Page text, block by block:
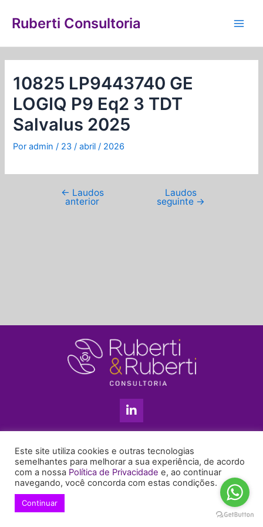
para
conteúdo
Ruberti Consultoria
10825 LP9443740 GE
LOGIQ P9 Eq2 3 TDT
Salvalus 2025
Poradmin/ 23 / abril / 2026
de
← Laudos
anterior
Laudos
seguinte →
L
i
n
e
d
i
n
+55 11 99655-6439
enyruberti@ruberticonsultoria.com.br
Este site utiliza cookies e outras tecnologias
semelhantes para melhorar a sua experiência, de acordo
com a nossa Política de Privacidade e, ao continuar
navegando, você concorda com estas condições.
Continuar